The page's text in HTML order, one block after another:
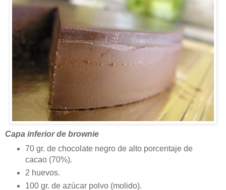
Capa inferior de brownie
70 gr. de chocolate negro de alto porcentaje de
cacao (70%).
2 huevos.
100 gr. de azúcar polvo (molido).